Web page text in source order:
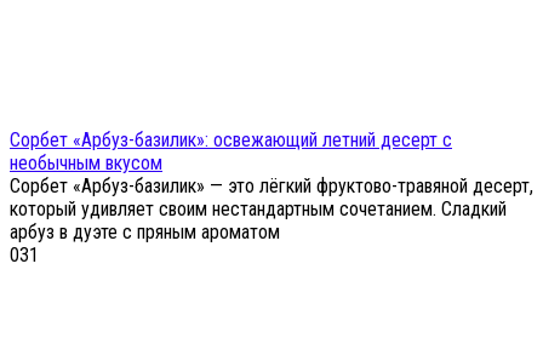
Сорбет «Арбуз-базилик»: освежающий летний десерт с
необычным вкусом
Сорбет «Арбуз-базилик» — это лёгкий фруктово-травяной десерт,
который удивляет своим нестандартным сочетанием. Сладкий
арбуз в дуэте с пряным ароматом
031